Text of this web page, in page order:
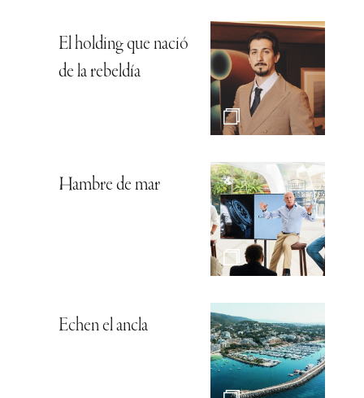
El holding que nació
de la rebeldía
Hambre de mar
Echen el ancla